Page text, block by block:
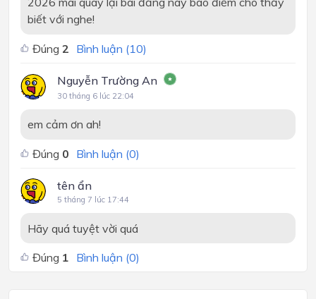
biết với nghe!
Đúng 2 Bình luận (10)
Nguyễn Trường An
30 tháng 6 lúc 22:04
em cảm ơn ah!
Đúng 0 Bình luận (0)
tên ẩn
5 tháng 7 lúc 17:44
Hãy quá tuyệt vời quá
Đúng 1 Bình luận (0)